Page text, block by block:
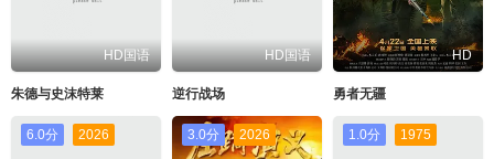
HD国语
朱德与史沫特莱
HD国语
逆行战场
HD
勇者无疆
6.0分 2026 3.0分 2026 1.0分 1975